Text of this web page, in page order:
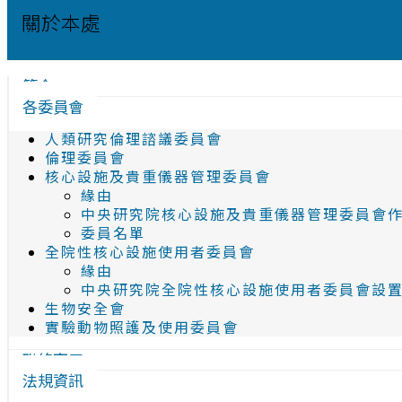
關於本處
簡介
各委員會
人類研究倫理諮議委員會
倫理委員會
核心設施及貴重儀器管理委員會
緣由
中央研究院核心設施及貴重儀器管理委員會
委員名單
全院性核心設施使用者委員會
緣由
中央研究院全院性核心設施使用者委員會設
生物安全會
實驗動物照護及使用委員會
聯絡窗口
法規資訊